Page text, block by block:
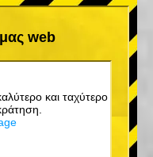
web
και ταχύτερο